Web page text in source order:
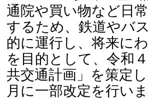
通院や買い物など日
するため、鉄道やバ
的に運行し、将来に
を目的として、令和
共交通計画」を策定
月に一部改定を行いま